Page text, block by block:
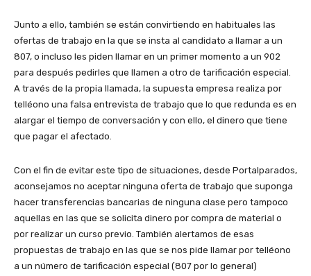
Junto a ello, también se están convirtiendo en habituales las
ofertas de trabajo en la que se insta al candidato a llamar a un
807, o incluso les piden llamar en un primer momento a un 902
para después pedirles que llamen a otro de tarificación especial.
A través de la propia llamada, la supuesta empresa realiza por
telléono una falsa entrevista de trabajo que lo que redunda es en
alargar el tiempo de conversación y con ello, el dinero que tiene
que pagar el afectado.
Con el fin de evitar este tipo de situaciones, desde Portalparados,
aconsejamos no aceptar ninguna oferta de trabajo que suponga
hacer transferencias bancarias de ninguna clase pero tampoco
aquellas en las que se solicita dinero por compra de material o
por realizar un curso previo. También alertamos de esas
propuestas de trabajo en las que se nos pide llamar por telléono
a un número de tarificación especial (807 por lo general)